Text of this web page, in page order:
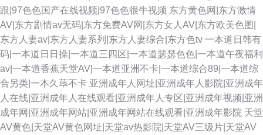
跟|97色色国产在线视频|97色色很牛视频 东方黄色网|东方激情
AV|东方剧情av无码|东方免费AV网|东方女人AV|东方欧美色图|
东方人妻av|东方人妻系列|东方人妻综合|东方色tv 一本道日韩有
码|一本道日日操|一本道三四区|一本道瑟瑟色色|一本道午夜福利
av|一本道香蕉天堂AV|一本道亚洲不卡|一本道综合89|一本道综
合另类|一本久荜不卡 亚洲成年人网址|亚洲成年人影院|亚洲成年
人在线|亚洲成年人在线观看|亚洲成年人专区|亚洲成年视频|亚洲
成年网|亚洲成年网站|亚洲成年网站在线观看|亚洲成年影院 天堂
AV黄色|天堂AV黄色网址|天堂av热影院|天堂AV三级片|天堂AV